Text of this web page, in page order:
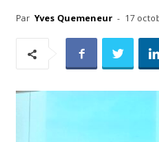
Par Yves Quemeneur - 17